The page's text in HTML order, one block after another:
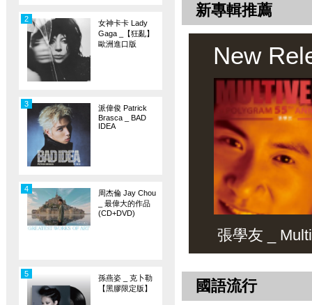
女神卡卡 Lady
Gaga _【狂亂】
歐洲進口版
2
派偉俊 Patrick
Brasca _ BAD
IDEA
3
周杰倫 Jay Chou
_ 最偉大的作品
(CD+DVD)
4
孫燕姿 _ 克卜勒
【黑膠限定版】
5
新專輯推薦
New
張學友 _
國語流行